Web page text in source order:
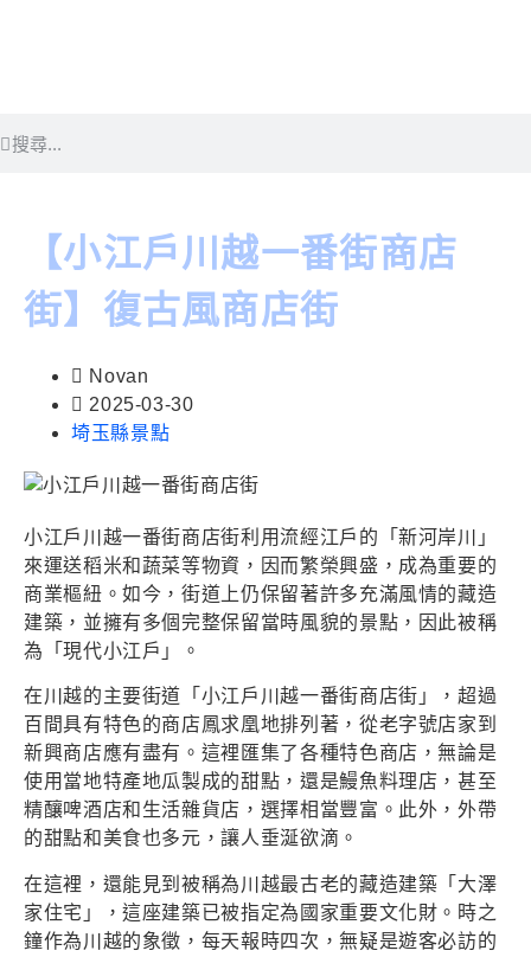
【小江戶川越一番街商店
街】復古風商店街
Novan
2025-03-30
埼玉縣景點
小江戶川越一番街商店街利用流經江戶的「新河岸川」
來運送稻米和蔬菜等物資，因而繁榮興盛，成為重要的
商業樞紐。如今，街道上仍保留著許多充滿風情的藏造
建築，並擁有多個完整保留當時風貌的景點，因此被稱
為「現代小江戶」。
在川越的主要街道「小江戶川越一番街商店街」，超過
百間具有特色的商店鳳求凰地排列著，從老字號店家到
新興商店應有盡有。這裡匯集了各種特色商店，無論是
使用當地特產地瓜製成的甜點，還是鰻魚料理店，甚至
精釀啤酒店和生活雜貨店，選擇相當豐富。此外，外帶
的甜點和美食也多元，讓人垂涎欲滴。
在這裡，還能見到被稱為川越最古老的藏造建築「大澤
家住宅」，這座建築已被指定為國家重要文化財。時之
鐘作為川越的象徵，每天報時四次，無疑是遊客必訪的